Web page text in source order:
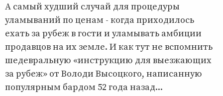
А самый худший случай для процедуры
уламываний по ценам - когда приходилось
ехать за рубеж в гости и уламывать амбиции
продавцов на их земле. И как тут не вспомнить
шедевральную «инструкцию для выезжающих
за рубеж» от Володи Высоцкого, написанную
популярным бардом 52 года назад...